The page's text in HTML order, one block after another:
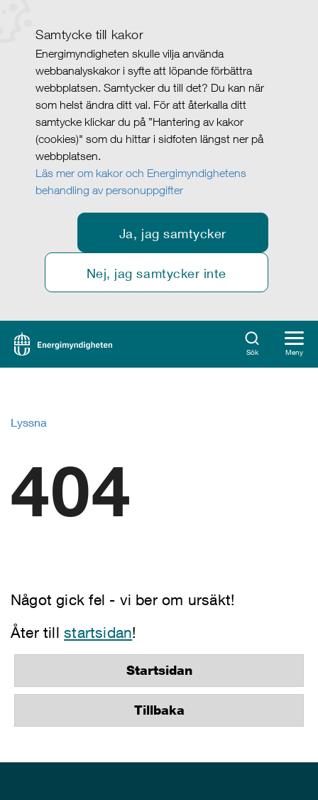
Samtycke till kakor
Energimyndigheten skulle vilja använda
webbanalyskakor i syfte att löpande förbättra
webbplatsen. Samtycker du till det? Du kan när
som helst ändra ditt val. För att återkalla ditt
samtycke klickar du på ”Hantering av kakor
(cookies)" som du hittar i sidfoten längst ner på
webbplatsen.
Läs mer om kakor och Energimyndighetens
behandling av personuppgifter
Ja, jag samtycker
Nej, jag samtycker inte
Sök Meny
Lyssna
404
Något gick fel - vi ber om ursäkt!
Åter tillstartsidan!
Startsidan
Tillbaka